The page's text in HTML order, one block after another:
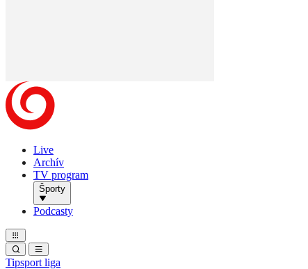
Live
Archív
TV program
Športy
Podcasty
Tipsport liga